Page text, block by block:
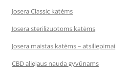
Josera Classic katėms
Josera sterilizuotoms katėms
Josera maistas katėms – atsiliepimai
CBD aliejaus nauda gyvūnams